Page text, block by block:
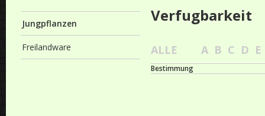
Jungpflanzen
Freilandware
Verfugbarkeit
ALLE A B C D E
Bestimmung